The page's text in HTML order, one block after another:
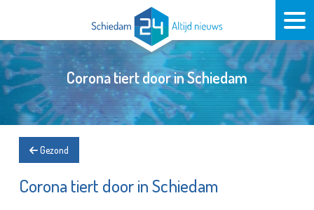
Corona tiert door in Schiedam
Gezond
Corona tiert door in Schiedam